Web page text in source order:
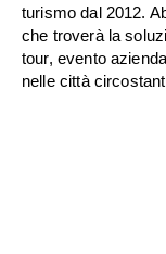
turismo dal 2012.
che troverà la
tour, evento
nelle città